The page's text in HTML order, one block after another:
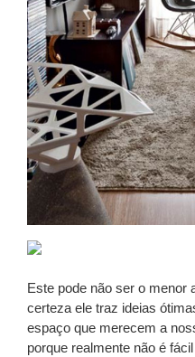
Este pode não ser o menor
certeza ele traz ideias
espaço que merecem a
porque realmente não é